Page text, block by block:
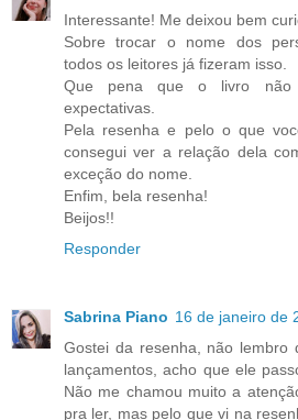
Interessante! Me deixou bem
Sobre trocar o nome dos
todos os leitores já fizeram isso.
Que pena que o livro não
expectativas.
Pela resenha e pelo o que
consegui ver a relação dela
exceção do nome.
Enfim, bela resenha!
Beijos!!
Responder
Sabrina Piano 16 de janeiro de
Gostei da resenha, não lembro
lançamentos, acho que ele
Não me chamou muito a
pra ler, mas pelo que vi na